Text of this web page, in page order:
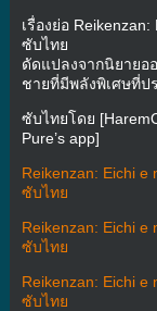
เรื่องย่อ
ซับไทย
ดัดแปลงจากนิยายอ
ชายที่มีพลังพิเศษที่ป
ซับไทยโดย
Pure’s app]
Reikenzan: Eichi
ซับไทย
Reikenzan: Eichi
ซับไทย
Reikenzan: Eichi
ซับไทย